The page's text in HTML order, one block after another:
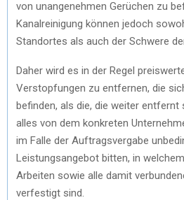
von unangenehmen Gerüchen zu
Kanalreinigung können jedoch
Standortes als auch der Schwere
Daher wird es in der Regel
Verstopfungen zu entfernen, die
befinden, als die, die weiter entfernt
alles von dem konkreten
im Falle der Auftragsvergabe
Leistungsangebot bitten, in
Arbeiten sowie alle damit
verfestigt sind.